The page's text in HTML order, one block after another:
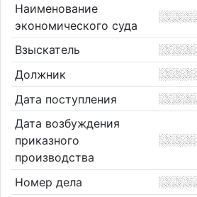
Наименование
экономического суда
Взыскатель
Должник
Дата поступления
Дата возбуждения
приказного
производства
Номер дела